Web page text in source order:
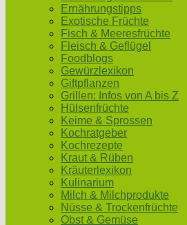
Ernährungstipps
Exotische Früchte
Fisch & Meeresfrüchte
Fleisch & Geflügel
Foodblogs
Gewürzlexikon
Giftpflanzen
Grillen: Infos von A bis Z
Hülsenfrüchte
Keime & Sprossen
Kochratgeber
Kochrezepte
Kraut & Rüben
Kräuterlexikon
Kulinarium
Milch & Milchprodukte
Nüsse & Trockenfrüchte
Obst & Gemüse